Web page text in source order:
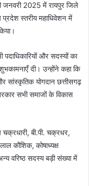
जनवरी 2025 में रायपुर जिले
प्रदेश स्तरीय महाधिवेशन में
और सदस्यों का
दी। उन्होंने कहा कि
सांस्कृतिक योगदान छत्तीसगढ़
सभी समाजों के विकास
बी.पी. चक्रधर,
कौशिक, कोषाध्यक्ष
वरिष्ठ सदस्य बड़ी संख्या में